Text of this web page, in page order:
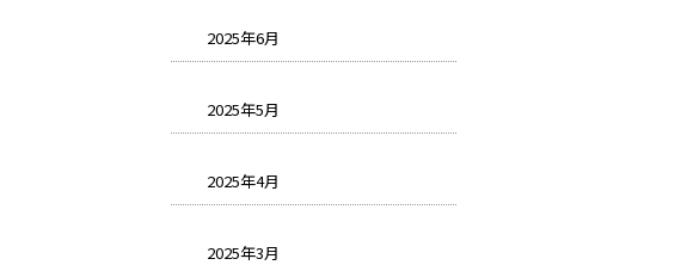
2025年6月
2025年5月
2025年4月
2025年3月